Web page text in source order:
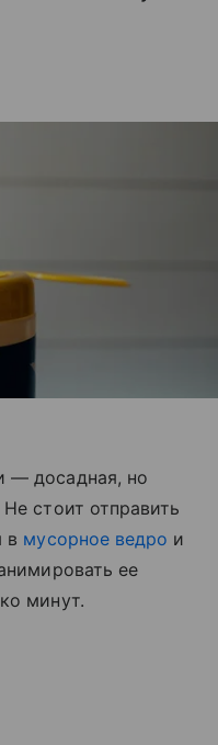
— досадная, но
стоит отправить
в мусорное ведро и
ее
минут.